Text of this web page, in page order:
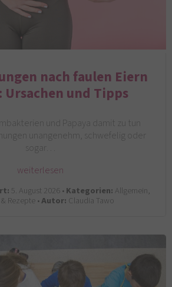
nach faulen Eiern
Ursachen und Tipps
und Papaya damit zu tun
unangenehm, schwefelig oder
sogar…
weiterlesen
5. August 2026 •Kategorien: Allgemein,
Rezepte •Autor: Claudia Tawo